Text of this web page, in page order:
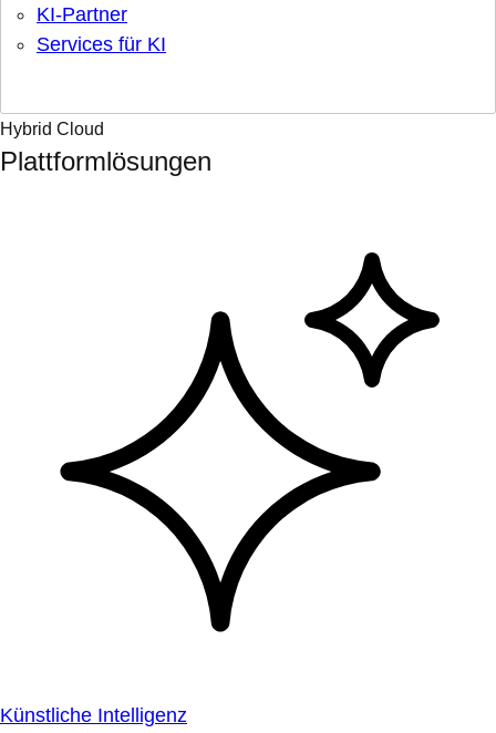
KI-Partner
Services für KI
Hybrid Cloud
Plattformlösungen
Künstliche Intelligenz